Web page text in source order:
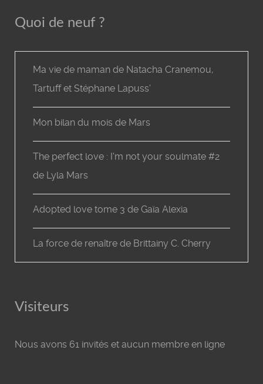
Quoi de neuf ?
Ma vie de maman de Natacha Cranemou,
Tartuff et Stéphane Lapuss'
Mon bilan du mois de Mars
The perfect love : I'm not your soulmate #2
de Lyla Mars
Adopted love tome 3 de Gaïa Alexia
La force de renaître de Brittainy C. Cherry
Visiteurs
Nous avons 61 invités et aucun membre en ligne